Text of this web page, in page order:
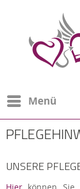
Menü
UNSERE